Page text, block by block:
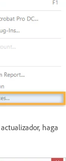
haga